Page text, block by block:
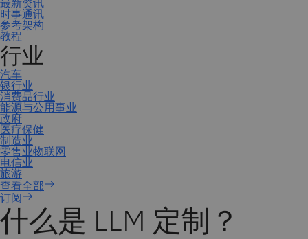
订阅
什么是 LLM 定制？